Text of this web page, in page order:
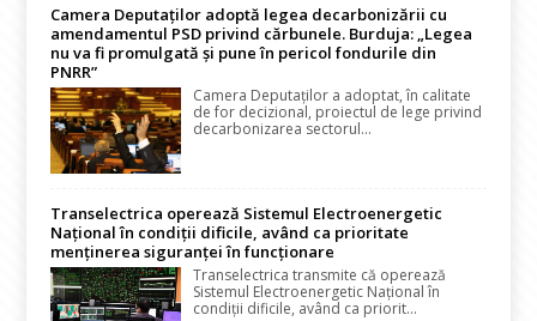
Camera Deputaților adoptă legea decarbonizării cu
amendamentul PSD privind cărbunele. Burduja: „Legea
nu va fi promulgată și pune în pericol fondurile din
PNRR”
Camera Deputaților a adoptat, în calitate
de for decizional, proiectul de lege privind
decarbonizarea sectorul...
Transelectrica operează Sistemul Electroenergetic
Național în condiții dificile, având ca prioritate
menținerea siguranței în funcționare
Transelectrica transmite că operează
Sistemul Electroenergetic Național în
condiții dificile, având ca priorit...